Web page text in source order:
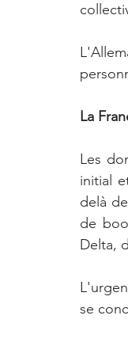
La
Les
initial
delà
de
Delta,
se